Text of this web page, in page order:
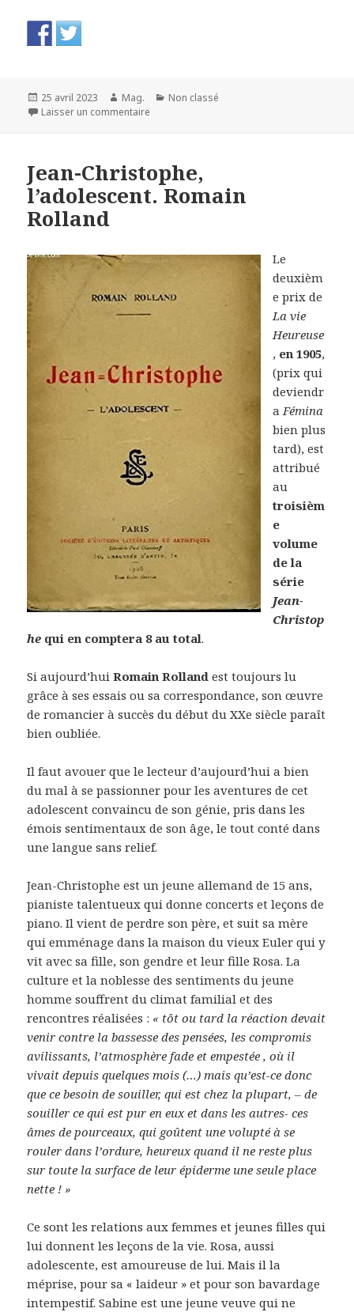
Publié
le
25 avril 2023 Auteur
Mag. Catégories
Non classé
Laisser un commentaire
Jean-Christophe,
l’adolescent. Romain
Rolland
Le
deuxièm
e prix de
La vie
Heureuse
, en 1905,
(prix qui
deviendr
a Fémina
bien plus
tard), est
attribué
au
troisièm
e
volume
de la
série
Jean-
Christop
he qui en comptera 8 au total.
Si aujourd’huiRomain Rolland est toujours lu
grâce à ses essais ou sa correspondance, son œuvre
de romancier à succès du début du XXe siècle paraît
bien oubliée.
Il faut avouer que le lecteur d’aujourd’hui a bien
du mal à se passionner pour les aventures de cet
adolescent convaincu de son génie, pris dans les
émois sentimentaux de son âge, le tout conté dans
une langue sans relief.
Jean-Christophe est un jeune allemand de 15 ans,
pianiste talentueux qui donne concerts et leçons de
piano. Il vient de perdre son père, et suit sa mère
qui emménage dans la maison du vieux Euler qui y
vit avec sa fille, son gendre et leur fille Rosa. La
culture et la noblesse des sentiments du jeune
homme souffrent du climat familial et des
rencontres réalisées : « tôt ou tard la réaction devait
venir contre la bassesse des pensées, les compromis
avilissants, l’atmosphère fade et empestée , où il
vivait depuis quelques mois (…) mais qu’est-ce donc
que ce besoin de souiller, qui est chez la plupart, – de
souiller ce qui est pur en eux et dans les autres- ces
âmes de pourceaux, qui goûtent une volupté à se
rouler dans l’ordure, heureux quand il ne reste plus
sur toute la surface de leur épiderme une seule place
nette ! »
Ce sont les relations aux femmes et jeunes filles qui
lui donnent les leçons de la vie. Rosa, aussi
adolescente, est amoureuse de lui. Mais il la
méprise, pour sa « laideur » et pour son bavardage
intempestif. Sabine est une jeune veuve qui ne